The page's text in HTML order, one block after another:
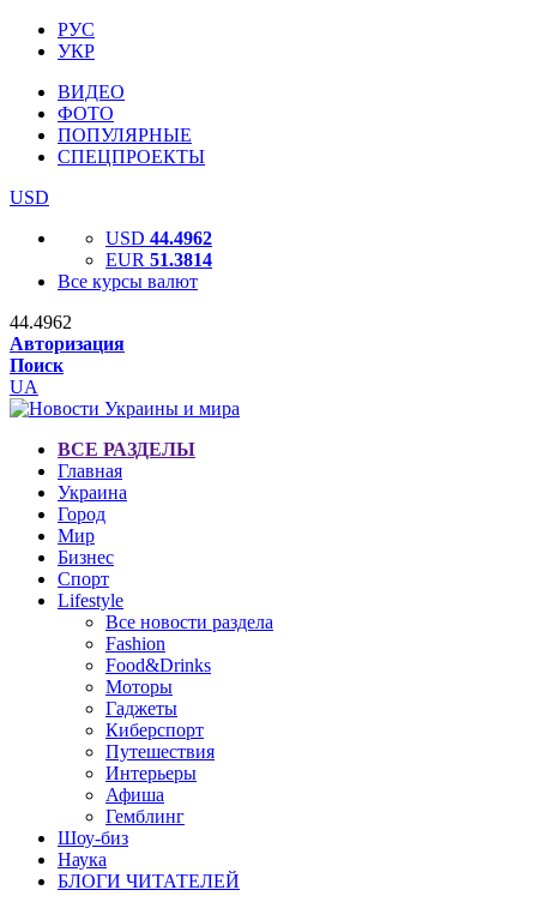
РУС
УКР
ВИДЕО
ФОТО
ПОПУЛЯРНЫЕ
СПЕЦПРОЕКТЫ
USD
USD 44.4962
EUR 51.3814
Все курсы валют
44.4962
Авторизация
Поиск
UA
ВСЕ РАЗДЕЛЫ
Главная
Украина
Город
Мир
Бизнес
Спорт
Lifestyle
Все новости раздела
Fashion
Food&Drinks
Моторы
Гаджеты
Киберспорт
Путешествия
Интерьеры
Афиша
Гемблинг
Шоу-биз
Наука
БЛОГИ ЧИТАТЕЛЕЙ